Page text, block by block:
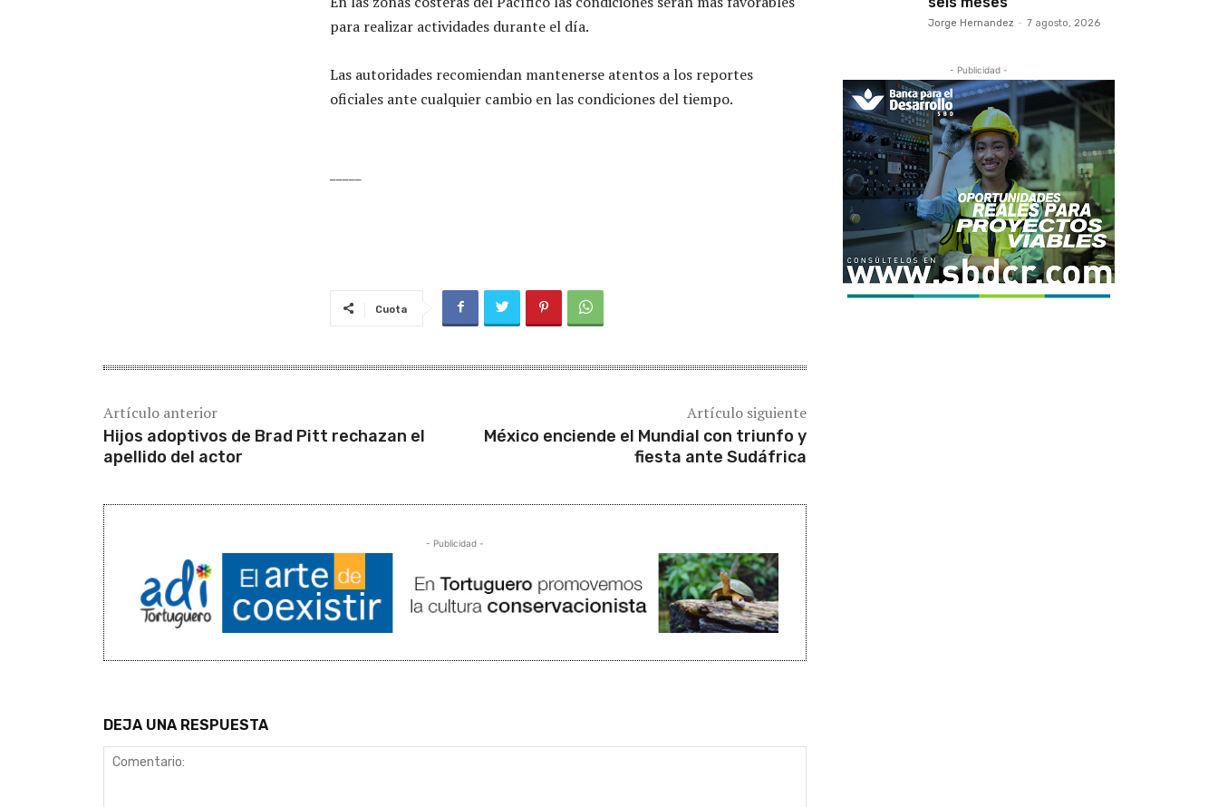
para realizar actividades durante el día.
Las autoridades recomiendan mantenerse atentos a los reportes
oficiales ante cualquier cambio en las condiciones del tiempo.
Cuota
Artículo anterior
Hijos adoptivos de Brad Pitt rechazan el
apellido del actor
Artículo siguiente
México enciende el Mundial con triunfo y
fiesta ante Sudáfrica
- Publicidad -
DEJA UNA RESPUESTA
Jorge Hernandez - 7 agosto, 2026
- Publicidad -